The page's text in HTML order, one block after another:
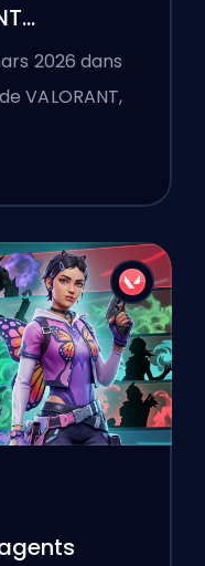
2026 dans
VALORANT,